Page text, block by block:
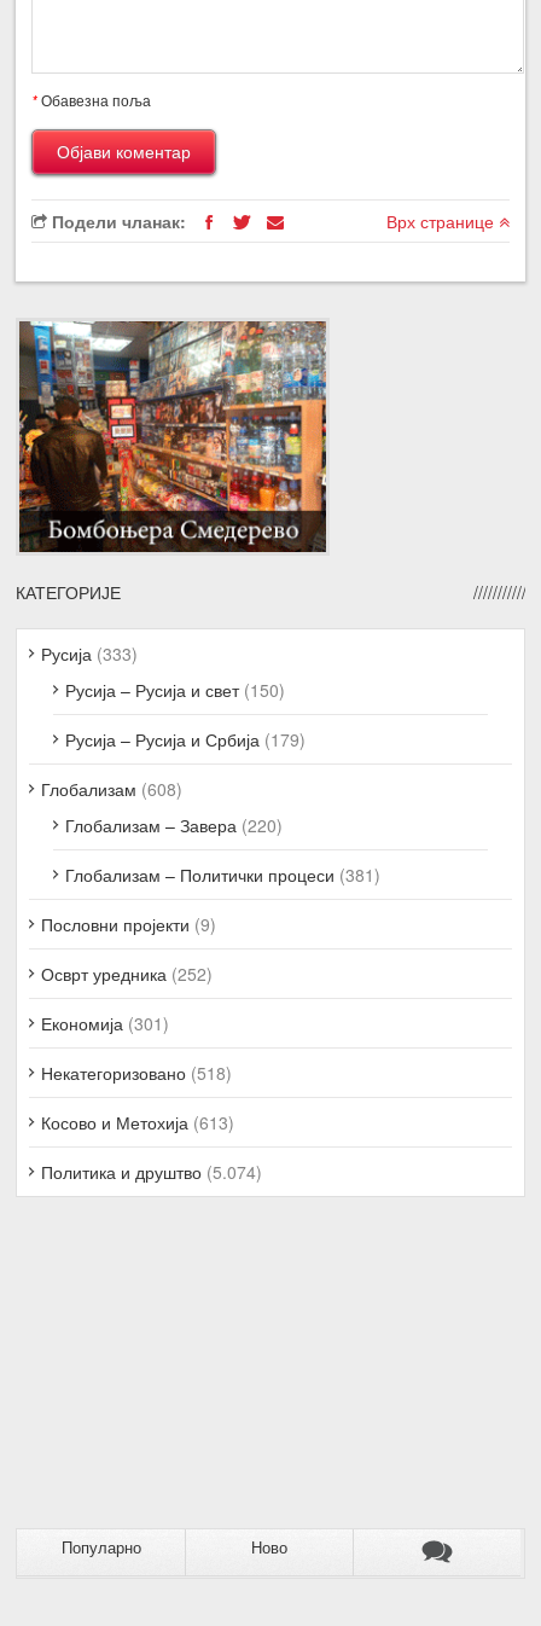
*Обавезна поља
Подели чланак: Врх странице
КАТЕГОРИЈЕ
Русија (333)
Русија – Русија и свет(150)
Русија – Русија и Србија (179)
Глобализам (608)
Глобализам – Завера (220)
Глобализам – Политички процеси (381)
Пословни пројекти (9)
Осврт уредника (252)
Економија (301)
Некатегоризовано (518)
Косово и Метохија (613)
Политика и друштво (5.074)
Популарно Ново